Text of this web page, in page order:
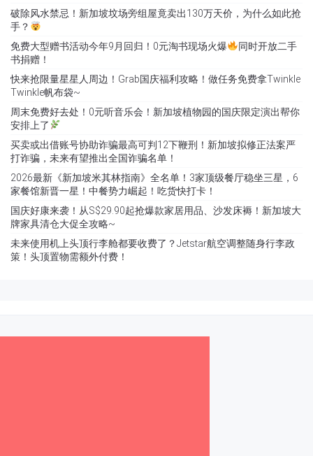
破除风水禁忌！新加坡坟场旁组屋竟卖出130万天价，为什么如此抢
手？
免费大型赠书活动今年9月回归！0元淘书现场火爆
同时开放二手
书捐赠！
快来抢限量星星人周边！Grab国庆福利攻略！做任务免费拿Twinkle
Twinkle帆布袋~
周末免费好去处！0元听音乐会！新加坡植物园的国庆限定演出帮你
安排上了
买卖或出借账号协助诈骗最高可判12下鞭刑！新加坡拟修正法案严
打诈骗，未来有望推出全国诈骗名单！
2026最新《新加坡米其林指南》全名单！3家顶级餐厅稳坐三星，6
家餐馆新晋一星！中餐势力崛起！吃货快打卡！
国庆好康来袭！从S$29.90起抢爆款家居用品、沙发床褥！新加坡大
牌家具清仓大促全攻略~
未来使用机上头顶行李舱都要收费了？Jetstar航空调整随身行李政
策！头顶置物需额外付费！